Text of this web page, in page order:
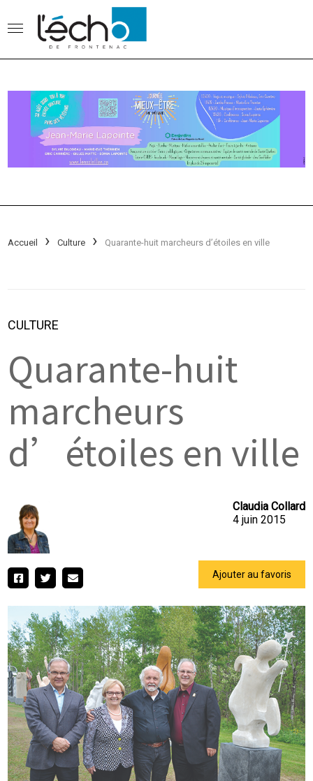
Accueil Culture Quarante-huit marcheurs d’étoiles en ville
CULTURE
Quarante-huit
marcheurs
d’étoiles en ville
Claudia Collard
4 juin 2015
Ajouter au favoris